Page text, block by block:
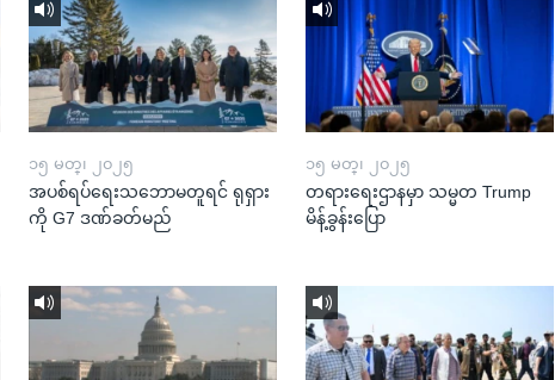
၁၅ မတ္၊ ၂၀၂၅
အပစ်ရပ်ရေးသဘောမတူရင် ရုရှား
ကို G7 ဒဏ်ခတ်မည်
၁၅ မတ္၊ ၂၀၂၅
တရားရေးဌာနမှာ သမ္မတ Trump
မိန့်ခွန်းပြော